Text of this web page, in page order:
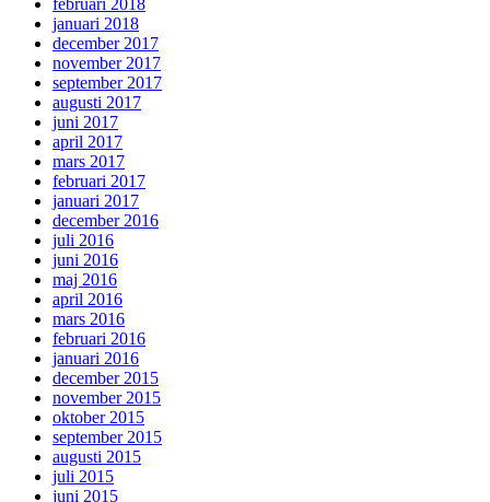
februari 2018
januari 2018
december 2017
november 2017
september 2017
augusti 2017
juni 2017
april 2017
mars 2017
februari 2017
januari 2017
december 2016
juli 2016
juni 2016
maj 2016
april 2016
mars 2016
februari 2016
januari 2016
december 2015
november 2015
oktober 2015
september 2015
augusti 2015
juli 2015
juni 2015